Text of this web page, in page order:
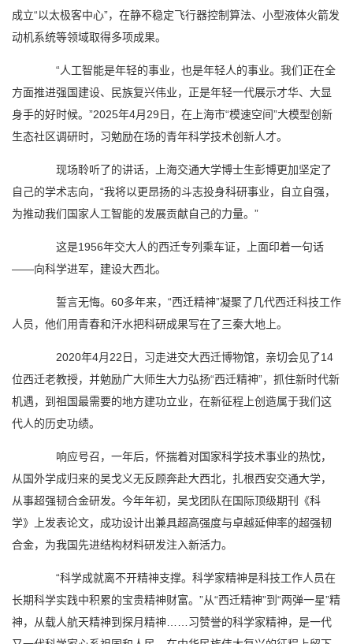
成立“以太极客中心”，在静不稳定飞行器控制算法、小型液体火箭发
动机系统等领域取得多项成果。
“人工智能是年轻的事业，也是年轻人的事业。我们正在全
方面推进强国建设、民族复兴伟业，正是年轻一代展示才华、大显
身手的好时候。”2025年4月29日，在上海市“模速空间”大模型创新
生态社区调研时，习勉励在场的青年科学技术创新人才。
现场聆听了的讲话，上海交通大学博士生彭博更加坚定了
自己的学术志向，“我将以更昂扬的斗志投身科研事业，自立自强，
为推动我们国家人工智能的发展贡献自己的力量。”
这是1956年交大人的西迁专列乘车证，上面印着一句话
——向科学进军，建设大西北。
誓言无悔。60多年来，“西迁精神”凝聚了几代西迁科技工作
人员，他们用青春和汗水把科研成果写在了三秦大地上。
2020年4月22日，习走进交大西迁博物馆，亲切会见了14
位西迁老教授，并勉励广大师生大力弘扬“西迁精神”，抓住新时代新
机遇，到祖国最需要的地方建功立业，在新征程上创造属于我们这
代人的历史功绩。
响应号召，一年后，怀揣着对国家科学技术事业的热忱，
从国外学成归来的吴戈义无反顾奔赴大西北，扎根西安交通大学，
从事超强韧合金研发。今年年初，吴戈团队在国际顶级期刊《科
学》上发表论文，成功设计出兼具超高强度与卓越延伸率的超强韧
合金，为我国先进结构材料研发注入新活力。
“科学成就离不开精神支撑。科学家精神是科技工作人员在
长期科学实践中积累的宝贵精神财富。”从“西迁精神”到“两弹一星”精
神，从载人航天精神到探月精神……习赞誉的科学家精神，是一代